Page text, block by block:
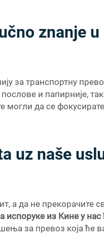
znanje
за транспортну
и папирније,
да се
uz naše
а да не прекорачите
испоруке из Кине у нас
за превоз која ће